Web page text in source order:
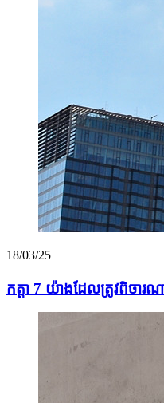
18/03/25
កត្តា 7 យ៉ាងដែលត្រូវពិចា